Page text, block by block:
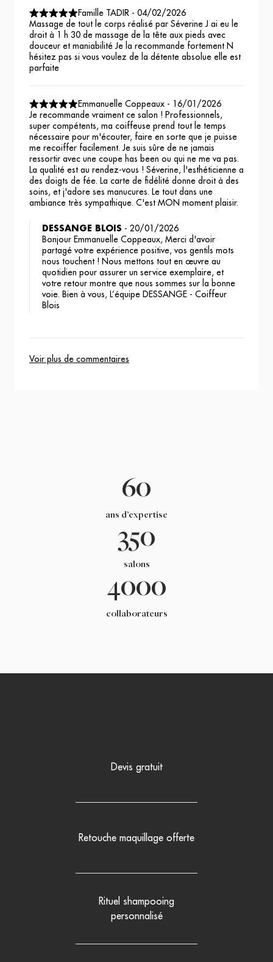
Famille TADIR - 04/02/2026
Massage de tout le corps réalisé par Séverine J ai eu le
droit à 1 h 30 de massage de la tête aux pieds avec
douceur et maniabilité Je la recommande fortement N
hésitez pas si vous voulez de la détente absolue elle est
parfaite
Emmanuelle Coppeaux - 16/01/2026
Je recommande vraiment ce salon ! Professionnels,
super compétents, ma coiffeuse prend tout le temps
nécessaire pour m'écouter, faire en sorte que je puisse
me recoiffer facilement. Je suis sûre de ne jamais
ressortir avec une coupe has been ou qui ne me va pas.
La qualité est au rendez-vous ! Séverine, l'esthéticienne a
des doigts de fée. La carte de fidélité donne droit à des
soins, et j'adore ses manucures. Le tout dans une
ambiance très sympathique. C'est MON moment plaisir.
DESSANGE BLOIS - 20/01/2026
Bonjour Emmanuelle Coppeaux, Merci d'avoir
partagé votre expérience positive, vos gentils mots
nous touchent ! Nous mettons tout en œuvre au
quotidien pour assurer un service exemplaire, et
votre retour montre que nous sommes sur la bonne
voie. Bien à vous, L’équipe DESSANGE - Coiffeur
Blois
Voir plus de commentaires
60
ans d’expertise
350
salons
4000
collaborateurs
Devis gratuit
Retouche maquillage offerte
Rituel shampooing
personnalisé